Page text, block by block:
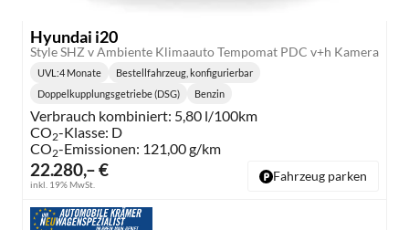
Hyundai i20
Style SHZ v Ambiente Klimaauto Tempomat PDC v+h Kamera
22.280,– €
inkl. 19% MwSt.
UVL :4 Monate Bestellfahrzeug, konfigurierbar
Getriebe:
Doppelkupplungsgetriebe (DSG) Benzin
Verbrauch kombiniert: 5,80 l/100km
CO2-Klasse: D
CO2-Emissionen: 121,00 g/km
Fahrzeug parken